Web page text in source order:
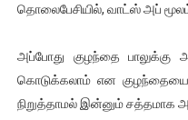
தொலைபேசியில், வாட்ஸ் அப்
அப்போது குழந்தை பாலுக்கு
கொடுக்கலாம் என
நிறுத்தாமல் இன்னும் சத்தமாக